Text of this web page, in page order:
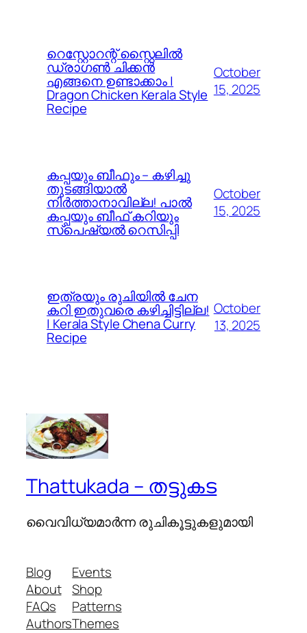
റെസ്റ്റോറന്റ് സ്റ്റൈലിൽ
ഡ്രാഗൺ ചിക്കൻ
എങ്ങനെ ഉണ്ടാക്കാം |
Dragon Chicken Kerala Style
Recipe
October
15, 2025
കപ്പയും ബീഫും – കഴിച്ചു
തുടങ്ങിയാൽ
നിർത്താനാവില്ല! പാൽ
കപ്പയും ബീഫ് കറിയും
സ്പെഷ്യൽ റെസിപ്പി
October
15, 2025
ഇത്രയും രുചിയിൽ ചേന
കറി ഇതുവരെ കഴിച്ചിട്ടില്ല!
| Kerala Style Chena Curry
Recipe
October
13, 2025
Thattukada – തട്ടുകട
വൈവിധ്യമാര്‍ന്ന രുചികൂട്ടുകളുമായി
Blog
About
FAQs
Authors
Events
Shop
Patterns
Themes